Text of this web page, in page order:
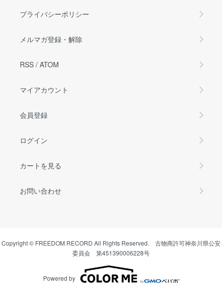
プライバシーポリシー
メルマガ登録・解除
RSS / ATOM
マイアカウント
会員登録
ログイン
カートを見る
お問い合わせ
Copyright © FREEDOM RECORD All Rights Reserved. 古物商許可神奈川県公安
委員会 第451390006228号
Powered by